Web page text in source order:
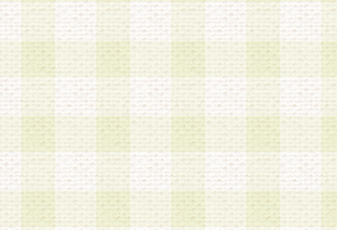
のとします。
第5条 会員の登録情報
1.当社は、会員の登録情報に
アドレス等会員個人を識別で
シーポリシー
」に基づき適切
は、当該個人情報を以下の各
す。なお、これら事項以外の
かじめ会員の同意を得たうえで